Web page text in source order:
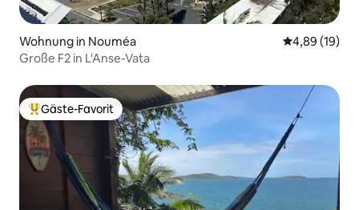
Wohnung in Nouméa
4,89 (19)
Große F2 in L'Anse-Vata
Beliebter Gäste-Favorit.
Gäste-Favorit